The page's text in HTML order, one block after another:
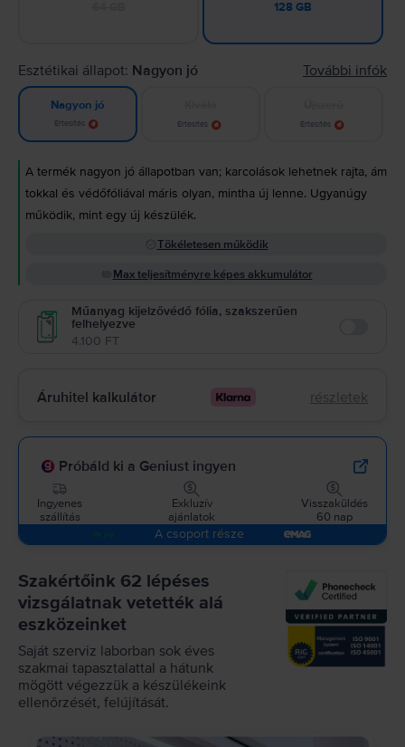
128 GB
Esztétikai állapot: Nagyon jó További infók
Nagyon jó
Értesítés Értesítés Értesítés
A termék nagyon jó állapotban van; karcolások lehetnek rajta, ám
tokkal és védőfóliával máris olyan, mintha új lenne. Ugyanúgy
működik, mint egy új készülék.
Tökéletesen működik
Max teljesítményre képes akkumulátor
Műanyag kijelzővédő fólia, szakszerűen
felhelyezve
4.100 FT
Áruhitel kalkulátor részletek
Próbáld ki a Geniust ingyen
Ingyenes
szállítás
Exkluzív
ajánlatok
Visszaküldés
60 nap
A csoport része
Szakértőink 62 lépéses
vizsgálatnak vetették alá
eszközeinket
Saját szerviz laborban sok éves
szakmai tapasztalattal a hátunk
mögött végezzük a készülékeink
ellenőrzését, felújítását.